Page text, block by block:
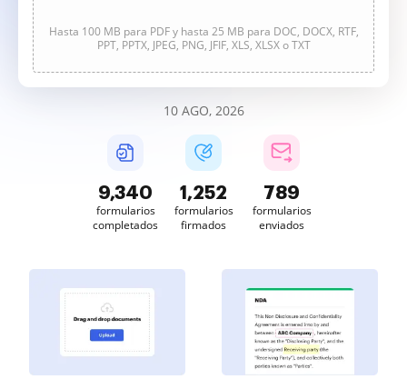
Hasta 100 MB para PDF y hasta 25 MB para DOC, DOCX, RTF,
PPT, PPTX, JPEG, PNG, JFIF, XLS, XLSX o TXT
10 AGO, 2026
9,341
formularios
completados
1,252
formularios
firmados
789
formularios
enviados